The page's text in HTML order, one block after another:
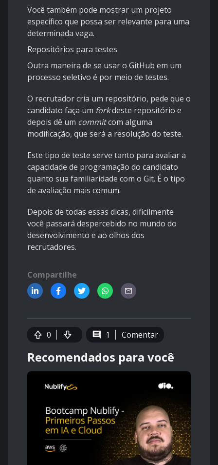
Você também pode mostrar um projeto
específico que possa ser relevante para uma
determinada vaga.
Repositórios para testes
Outra maneira de se usar o GitHub em um
processo seletivo é por meio de testes.
O recrutador cria um repositório, pede que o
candidato faça um forkdeste repositório e
depois dê um commitcom alguma
modificação, que será a resolução do teste.
Este tipo de teste serve tanto para avaliar a
capacidade de programação do candidato
quanto sua familiaridade com o Git. É o tipo
de avaliação mais comum.
Depois de todas essas dicas, dificilmente
você passará despercebido no mundo do
desenvolvimento e ao olhos dos
recrutadores.
Compartilhe
0 1 Comentar
Recomendados para você